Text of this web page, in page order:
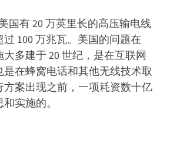
国有 20 万英里长的高压输电线
100 万兆瓦。美国的问题在
多建于 20 世纪，是在互联网
在蜂窝电话和其他无线技术取
案出现之前，一项耗资数十亿
实施的。